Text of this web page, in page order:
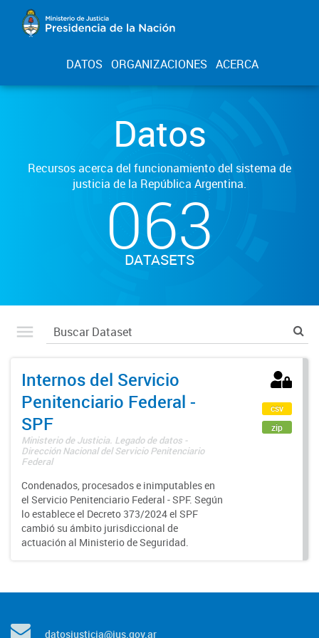
DATOS ORGANIZACIONES ACERCA
Datos
Recursos acerca del funcionamiento del sistema de
justicia de la República Argentina.
063
DATASETS
Internos del Servicio
Penitenciario Federal -
SPF
Ministerio de Justicia. Legado de datos -
Dirección Nacional del Servicio Penitenciario
Federal
Condenados, procesados e inimputables en
el Servicio Penitenciario Federal - SPF. Según
lo establece el Decreto 373/2024 el SPF
cambió su ámbito jurisdiccional de
actuación al Ministerio de Seguridad.
csv
zip
datosjusticia@jus.gov.ar